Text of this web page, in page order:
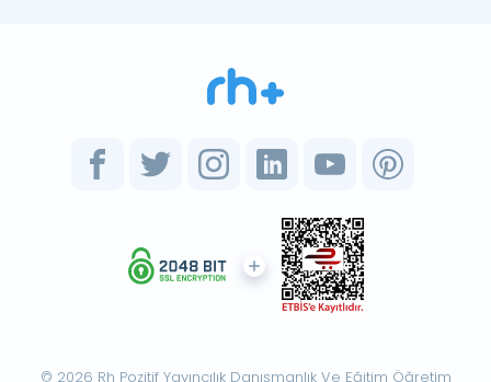
© 2026 Rh Pozitif Yayıncılık Danışmanlık Ve Eğitim Öğretim